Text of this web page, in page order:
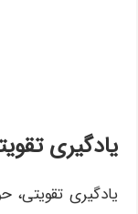
یادگیری
یادگیری